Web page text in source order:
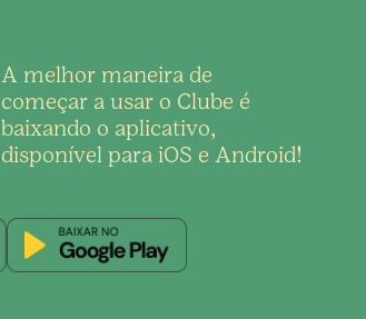
A melhor maneira de
começar a usar o Clube é
baixando o aplicativo,
disponível para iOS e Android!